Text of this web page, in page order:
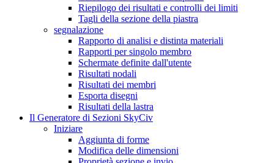
Riepilogo dei risultati e controlli dei limiti
Tagli della sezione della piastra
segnalazione
Rapporto di analisi e distinta materiali
Rapporti per singolo membro
Schermate definite dall'utente
Risultati nodali
Risultati dei membri
Esporta disegni
Risultati della lastra
Il Generatore di Sezioni SkyCiv
Iniziare
Aggiunta di forme
Modifica delle dimensioni